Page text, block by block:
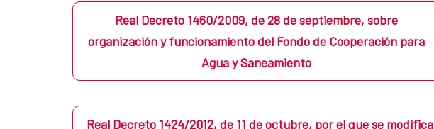
Real Decreto 1460/2009, de 28 de septiembre, sobre
organización y funcionamiento del Fondo de Cooperación para
Agua y Saneamiento
Real Decreto 1424/2012, de 11 de octubre, por el que se modifica